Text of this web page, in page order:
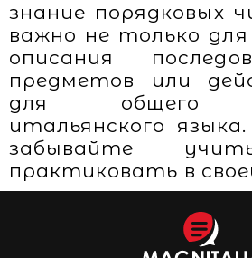
знание порядковых
важно не только для
описания
предметов или
для общего
итальянского
забывайте
практиковать в